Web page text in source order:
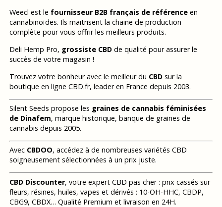
Weecl est le fournisseur B2B français de référenceen
cannabinoïdes. Ils maitrisent la chaine de production
complète pour vous offrir les meilleurs produits.
Deli Hemp Pro, grossiste CBDde qualité pour assurer le
succès de votre magasin !
Trouvez votre bonheur avec le meilleur du CBDsur la
boutique en ligne CBD.fr, leader en France depuis 2003.
Silent Seeds propose les graines de cannabis féminisées
de Dinafem, marque historique, banque de graines de
cannabis depuis 2005.
Avec CBDOO, accédez à de nombreuses variétés CBD
soigneusement sélectionnées à un prix juste.
CBD Discounter, votre expert CBD pas cher : prix cassés sur
fleurs, résines, huiles, vapes et dérivés : 10-OH-HHC, CBDP,
CBG9, CBDX… Qualité Premium et livraison en 24H.